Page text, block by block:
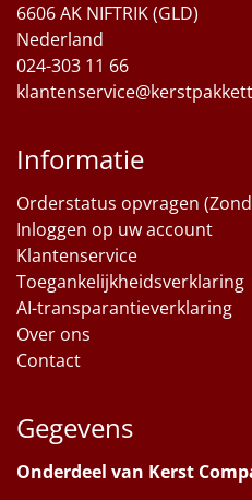
6606 AK NIFTRIK (GLD)
Nederland
024-303 11 66
Informatie
Orderstatus opvragen
Inloggen op uw account
Klantenservice
Toegankelijkheidsverklaring
AI-transparantieverklaring
Over ons
Contact
Gegevens
Onderdeel van Kerst